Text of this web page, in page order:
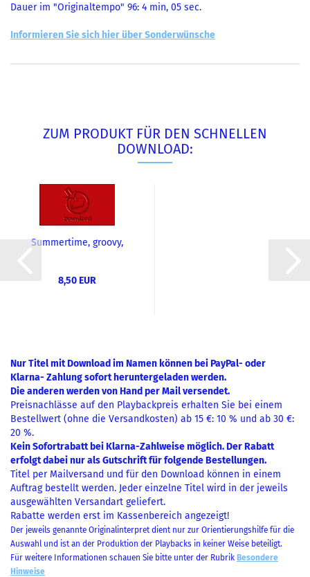
Dauer im "Originaltempo" 96: 4 min, 05 sec.
Informieren Sie sich hier über Sonderwünsche
ZUM PRODUKT FÜR DEN SCHNELLEN
DOWNLOAD:
Summertime, groovy,
8,50 EUR
Nur Titel mit Download im Namen können bei PayPal- oder
Klarna- Zahlung sofort heruntergeladen werden.
Die anderen werden von Hand per Mail versendet.
Preisnachlässe auf den Playbackpreis erhalten Sie bei einem
Bestellwert (ohne die Versandkosten) ab 15 €: 10 % und ab 30 €:
20 %.
Kein Sofortrabatt bei Klarna-Zahlweise möglich. Der Rabatt
erfolgt dabei nur als Gutschrift für folgende Bestellungen.
Titel per Mailversand und für den Download können in einem
Auftrag bestellt werden. Jeder einzelne Titel wird in der jeweils
ausgewählten Versandart geliefert.
Rabatte werden erst im Kassenbereich angezeigt!
Der jeweils genannte Originalinterpret dient nur zur Orientierungshilfe für die
Auswahl und ist an der Produktion der Playbacks in keiner Weise beteiligt.
Für weitere Informationen schauen Sie bitte unter der Rubrik Besondere
Hinweise